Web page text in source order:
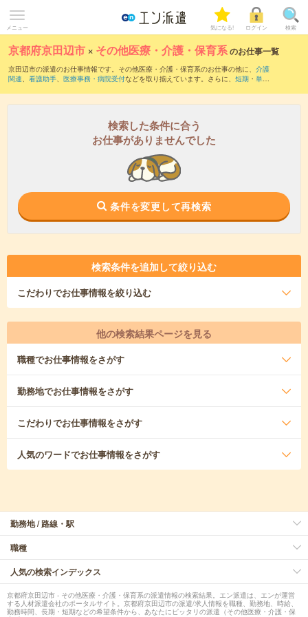
メニュー 気になる! ログイン 検索
京都府京田辺市 × その他医療・介護・保育系のお仕事一覧
京田辺市の派遣のお仕事情報です。その他医療・介護・保育系のお仕事の他に、 介護
関連、 看護助手、 医療事務・病院受付などを取り揃えています。さらに、 短期 ・ 単発
検索した条件に合う
お仕事がありませんでした
条件を変更して再検索
検索条件を追加して絞り込む
こだわりでお仕事情報を絞り込む
他の検索結果ページを見る
職種でお仕事情報をさがす
勤務地でお仕事情報をさがす
こだわりでお仕事情報をさがす
人気のワードでお仕事情報をさがす
勤務地 / 路線・駅
職種
人気の検索インデックス
京都府京田辺市 - その他医療・介護・保育系の派遣情報の検索結果。エン派遣は、エンが運営
する人材派遣会社のポータルサイト。京都府京田辺市の派遣/求人情報を職種、勤務地、時給、
勤務時間、長期・短期などの希望条件から、あなたにピッタリの派遣（その他医療・介護・保